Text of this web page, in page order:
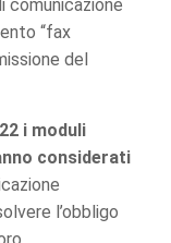
comunicazione
“fax
del
i moduli
considerati
l’obbligo